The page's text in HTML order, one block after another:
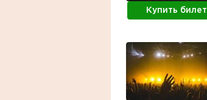
Купить билет